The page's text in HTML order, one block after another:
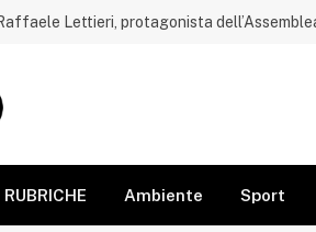
RUBRICHE Ambiente Sport